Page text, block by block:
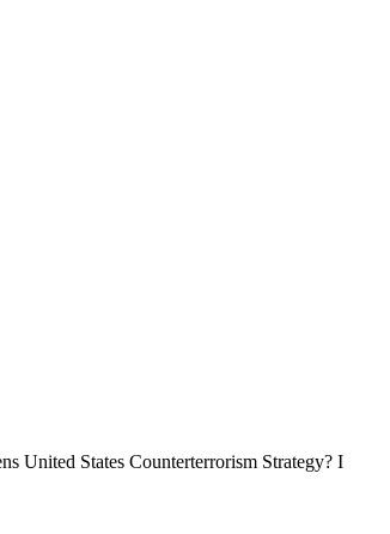
United States Counterterrorism Strategy? I